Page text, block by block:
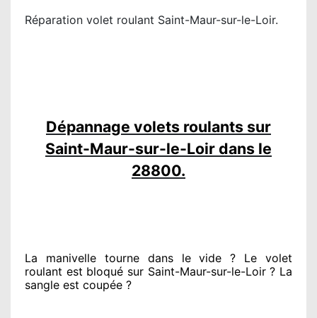
Réparation volet roulant Saint-Maur-sur-le-Loir.
Dépannage volets roulants sur
Saint-Maur-sur-le-Loir dans le
28800.
La manivelle tourne dans le vide ? Le volet
roulant est bloqué sur Saint-Maur-sur-le-Loir ? La
sangle est coupée ?